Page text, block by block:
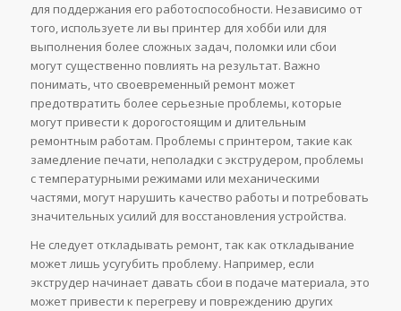
для поддержания его работоспособности. Независимо от
того, используете ли вы принтер для хобби или для
выполнения более сложных задач, поломки или сбои
могут существенно повлиять на результат. Важно
понимать, что своевременный ремонт может
предотвратить более серьезные проблемы, которые
могут привести к дорогостоящим и длительным
ремонтным работам. Проблемы с принтером, такие как
замедление печати, неполадки с экструдером, проблемы
с температурными режимами или механическими
частями, могут нарушить качество работы и потребовать
значительных усилий для восстановления устройства.
Не следует откладывать ремонт, так как откладывание
может лишь усугубить проблему. Например, если
экструдер начинает давать сбои в подаче материала, это
может привести к перегреву и повреждению других